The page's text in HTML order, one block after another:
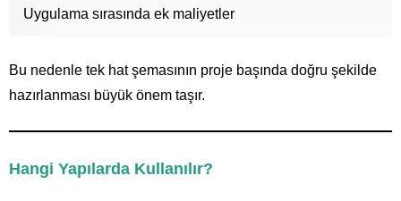
Uygulama sırasında ek maliyetler
Bu nedenle tek hat şemasının proje başında doğru şekilde
hazırlanması büyük önem taşır.
Hangi Yapılarda Kullanılır?